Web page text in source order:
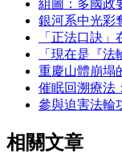
組圖：多國政
銀河系中光彩
「正法口訣
「現在是『法
重慶山體崩塌
催眠回溯療法
參與迫害法輪
相關文章